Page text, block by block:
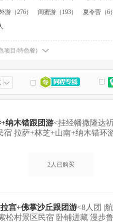
线（云南+西藏）（2） 丽江+大理+香
1） 纳木措（1） 承德+坝上+金山岭
+大理+香格里拉+西双版纳（1）
游（276） 闺蜜游（193） 夏令营（6）
项目/特色餐)
纳木错跟团游<挂经幡撒隆达
拉萨+林芝+山南+纳木错环
2人已购买
宫+佛掌沙丘跟团游<8人团 |
松村景区民宿 卧铺进藏 漫步